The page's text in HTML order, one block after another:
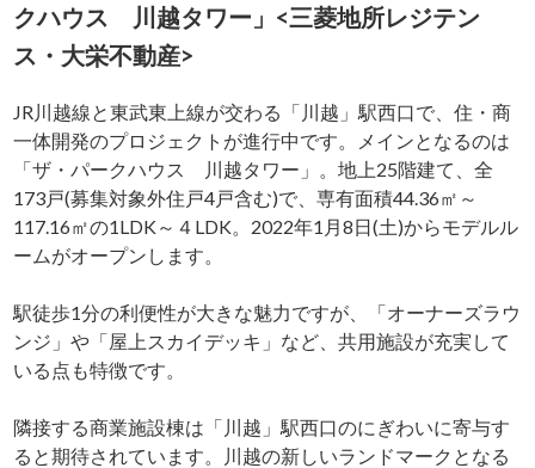
クハウス 川越タワー」<三菱地所レジテン
ス・大栄不動産>
JR川越線と東武東上線が交わる「川越」駅西口で、住・商
一体開発のプロジェクトが進行中です。メインとなるのは
「ザ・パークハウス 川越タワー」。地上25階建て、全
173戸(募集対象外住戸4戸含む)で、専有面積44.36㎡～
117.16㎡の1LDK～４LDK。2022年1月8日(土)からモデルル
ームがオープンします。
駅徒歩1分の利便性が大きな魅力ですが、「オーナーズラウ
ンジ」や「屋上スカイデッキ」など、共用施設が充実して
いる点も特徴です。
隣接する商業施設棟は「川越」駅西口のにぎわいに寄与す
ると期待されています。川越の新しいランドマークとなる